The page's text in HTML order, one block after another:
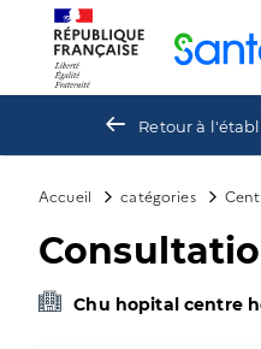
Retour à
Accueil catégories
Chu hopital centre
Panneau de gestion des cookies